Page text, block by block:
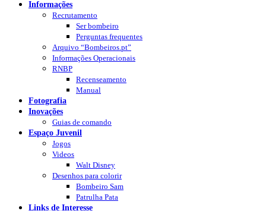
Informações
Recrutamento
Ser bombeiro
Perguntas frequentes
Arquivo “Bombeiros.pt”
Informações Operacionais
RNBP
Recenseamento
Manual
Fotografia
Inovações
Guias de comando
Espaço Juvenil
Jogos
Videos
Walt Disney
Desenhos para colorir
Bombeiro Sam
Patrulha Pata
Links de Interesse